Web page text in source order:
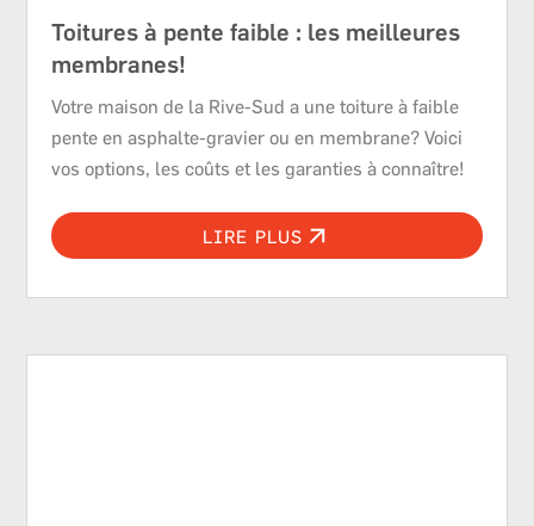
Toitures à pente faible : les meilleures
membranes!
Votre maison de la Rive-Sud a une toiture à faible
pente en asphalte-gravier ou en membrane? Voici
vos options, les coûts et les garanties à connaître!
LIRE PLUS